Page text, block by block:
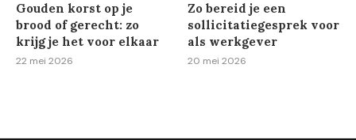
Gouden korst op je
brood of gerecht: zo
krijg je het voor elkaar
22 mei 2026
Zo bereid je een
sollicitatiegesprek voor
als werkgever
20 mei 2026